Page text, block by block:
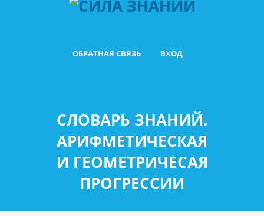
ОБРАТНАЯ СВЯЗЬ ВХОД
СЛОВАРЬ ЗНАНИЙ.
АРИФМЕТИЧЕСКАЯ
И ГЕОМЕТРИЧЕСАЯ
ПРОГРЕССИИ